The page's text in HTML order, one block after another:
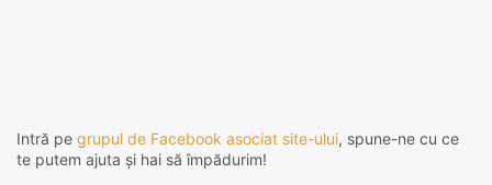
Intră pe grupul de Facebook asociat site-ului, spune-ne cu ce
te putem ajuta și hai să împădurim!